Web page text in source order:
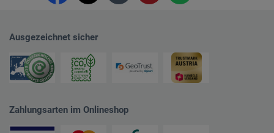
Ausgezeichnet sicher
Zahlungsarten im Onlineshop